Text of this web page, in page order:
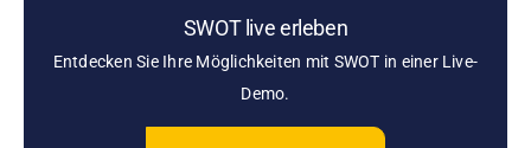
SWOT live erleben
Entdecken Sie Ihre Möglichkeiten mit SWOT in einer Live-
Demo.